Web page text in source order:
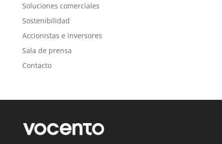
Soluciones comerciales
Sostenibilidad
Accionistas e inversores
Sala de prensa
Contacto